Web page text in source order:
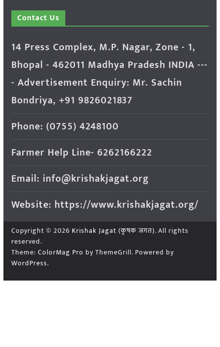
Contact Us
14 Press Complex, M.P. Nagar, Zone - 1,
Bhopal - 462011 Madhya Pradesh INDIA ---
- Advertisement Enquiry: Mr. Sachin
Bondriya, +91 9826021837
Phone: (0755) 4248100
Farmer Help Line- 6262166222
Email: info@krishakjagat.org
Website: https://www.krishakjagat.org/
Copyright © 2026 Krishak Jagat (कृषक जगत). All rights
reserved.
Theme: ColorMag Pro by ThemeGrill. Powered by
WordPress.